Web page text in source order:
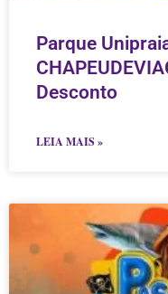
Parque
Desconto
LEIA MAIS »